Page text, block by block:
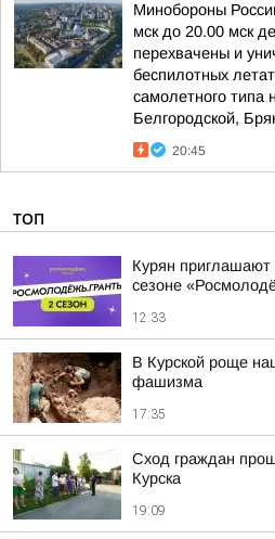
Минобороны
мск до 20.00 мск
перехвачены и
беспилотных
самолетного типа
Белгородской,
20:45
ТОП
Курян приглашают
сезоне
12:33
В Курской роще
фашизма
17:35
Сход граждан
Курска
19:09